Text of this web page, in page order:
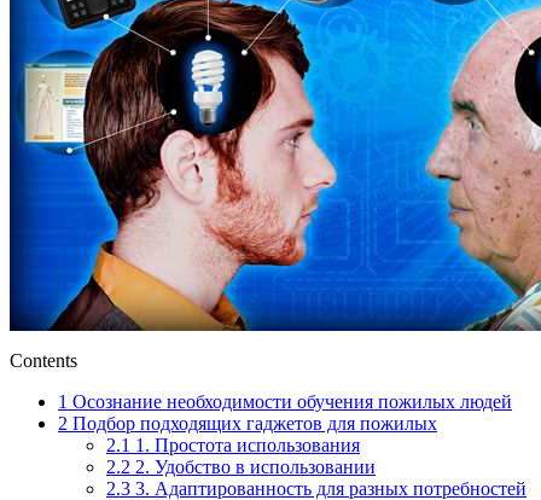
Contents
1 Осознание необходимости обучения пожилых людей
2 Подбор подходящих гаджетов для пожилых
2.1 1. Простота использования
2.2 2. Удобство в использовании
2.3 3. Адаптированность для разных потребностей